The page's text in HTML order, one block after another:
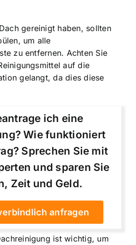
gereinigt haben, sollten
um alle
zu entfernen. Achten Sie
auf die
gelangt, da dies diese
ich eine
Wie funktioniert
Sprechen Sie mit
und sparen Sie
Zeit und Geld.
anfragen
ist wichtig, um